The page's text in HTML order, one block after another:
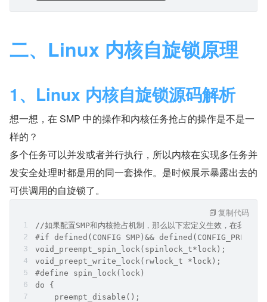
二、Linux 内核自旋锁原理
1、Linux 内核自旋锁源码解析
想一想，在 SMP 中的操作和内核任务抢占的操作是不是一
样的？
多个任务可以并发或者并行执行，所以内核在实现多任务并
发安全处理时都是用的同一套操作。是时候展示暴露出去的
可供调用的自旋锁了。
//如果配置SMP和内核抢占机制，那么以下宏定义生效，在我们描
#if defined(CONFIG SMP)&&
void_preempt_spin_lock(spinlock_t*lock);
void_preept_write_lock(rwlock_t *lock);
#define spin_lock(lock)
do {
    preempt_disable();
复制代码